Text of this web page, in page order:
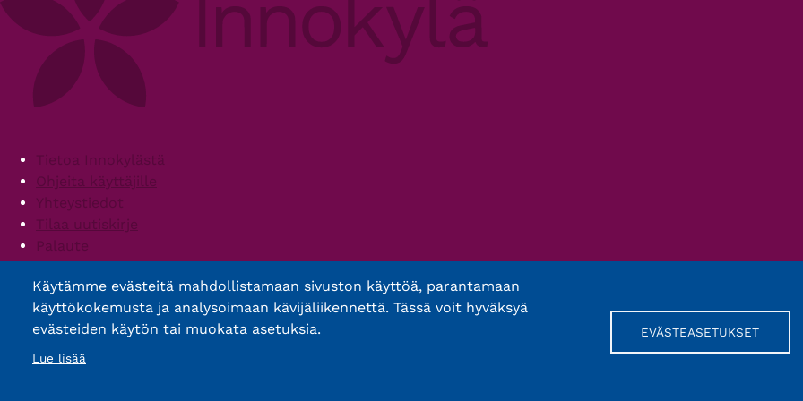
FooterTietoa Innokylästä
Ohjeita käyttäjille
Yhteystiedot
Tilaa uutiskirje
Palaute
Palvelun käyttöehdot
Saavutettavuusseloste
Käytämme evästeitä mahdollistamaan sivuston käyttöä, parantamaan
käyttökokemusta ja analysoimaan kävijäliikennettä. Tässä voit hyväksyä
evästeiden käytön tai muokata asetuksia.
Lue lisää
EVÄSTEASETUKSET